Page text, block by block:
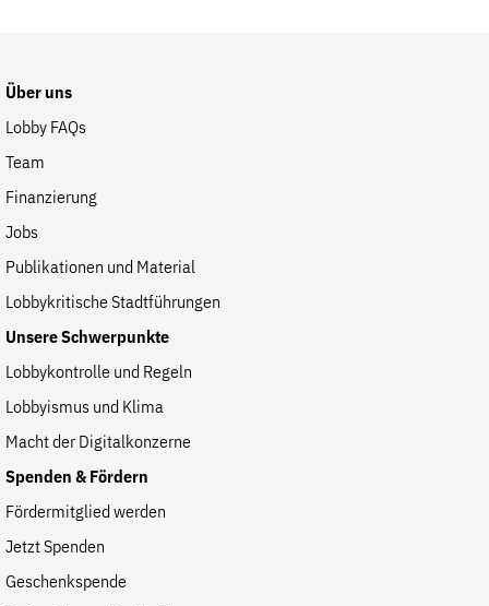
Über uns
Lobby FAQs
Team
Finanzierung
Jobs
Publikationen und Material
Lobbykritische Stadtführungen
Unsere Schwerpunkte
Lobbykontrolle und Regeln
Lobbyismus und Klima
Macht der Digitalkonzerne
Spenden & Fördern
Fördermitglied werden
Jetzt Spenden
Geschenkspende